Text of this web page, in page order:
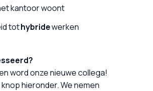
kantoor woont
tothybridewerken
word onze nieuwe collega!
hieronder. We nemen